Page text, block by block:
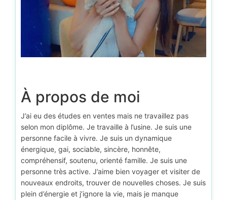
À propos de moi
J’ai eu des études en ventes mais ne travaillez pas
selon mon diplôme. Je travaille à l’usine. Je suis une
personne facile à vivre. Je suis un dynamique
énergique, gai, sociable, sincère, honnête,
compréhensif, soutenu, orienté famille. Je suis une
personne très active. J’aime bien voyager et visiter de
nouveaux endroits, trouver de nouvelles choses. Je suis
plein d’énergie et j’ignore la vie, mais je manque